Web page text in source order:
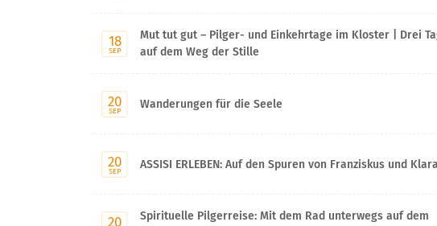
18
SEP
Mut tut gut – Pilger- und Einkehrtage im Kloster | Drei
auf dem Weg der Stille
20
SEP
Wanderungen für die Seele
20
SEP
ASSISI ERLEBEN: Auf den Spuren von Franziskus und Klara
20
Spirituelle Pilgerreise: Mit dem Rad unterwegs auf dem